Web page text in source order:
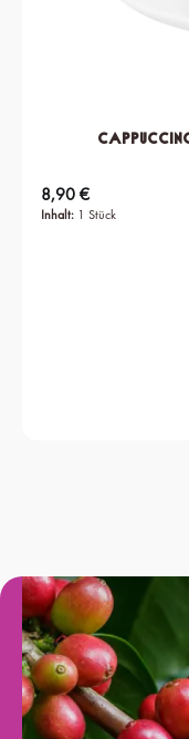
Inhalt: 1 Stück
Regulärer Preis:
8,90 €